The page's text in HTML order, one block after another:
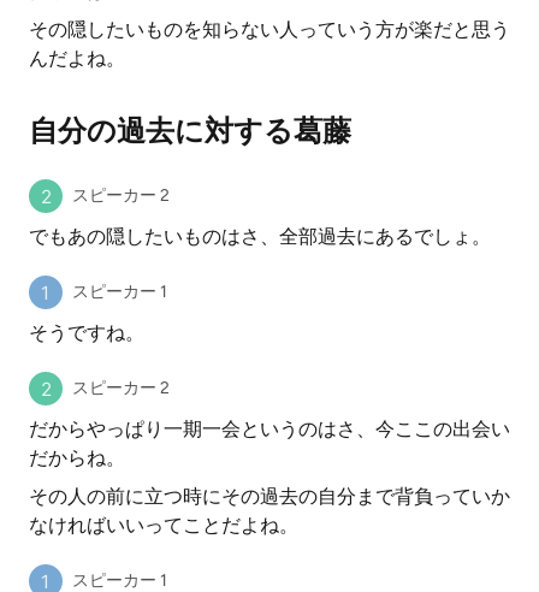
その隠したいものを知らない人っていう方が楽だと思う
んだよね。
自分の過去に対する葛藤
スピーカー 2
でもあの隠したいものはさ、全部過去にあるでしょ。
スピーカー 1
そうですね。
スピーカー 2
だからやっぱり一期一会というのはさ、今ここの出会い
だからね。
その人の前に立つ時にその過去の自分まで背負っていか
なければいいってことだよね。
スピーカー 1